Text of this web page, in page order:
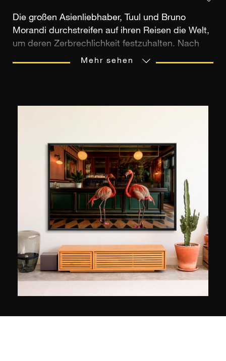
Die großen Asienliebhaber, Tuul und Bruno
Morandi durchstreifen auf ihren Reisen die Welt,
um deren Zerbrechlichkeit festzuhalten. Nach
ihrer Kindheit in der mongolischen Steppe
Mehr sehen